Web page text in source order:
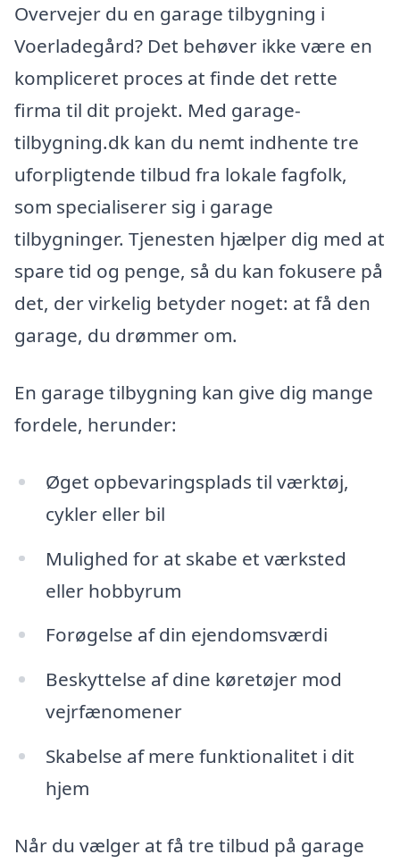
Overvejer du en garage tilbygning i
Voerladegård? Det behøver ikke være en
kompliceret proces at finde det rette
firma til dit projekt. Med garage-
tilbygning.dk kan du nemt indhente tre
uforpligtende tilbud fra lokale fagfolk,
som specialiserer sig i garage
tilbygninger. Tjenesten hjælper dig med at
spare tid og penge, så du kan fokusere på
det, der virkelig betyder noget: at få den
garage, du drømmer om.
En garage tilbygning kan give dig mange
fordele, herunder:
Øget opbevaringsplads til værktøj,
cykler eller bil
Mulighed for at skabe et værksted
eller hobbyrum
Forøgelse af din ejendomsværdi
Beskyttelse af dine køretøjer mod
vejrfænomener
Skabelse af mere funktionalitet i dit
hjem
Når du vælger at få tre tilbud på garage